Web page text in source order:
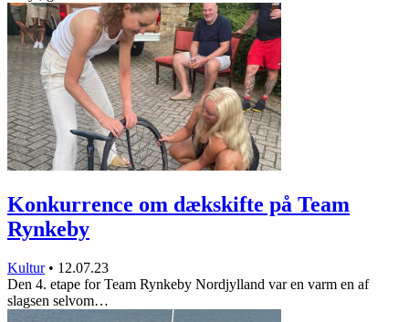
Konkurrence om dækskifte på Team
Rynkeby
Kultur • 12.07.23
Den 4. etape for Team Rynkeby Nordjylland var en varm en af
slagsen selvom…